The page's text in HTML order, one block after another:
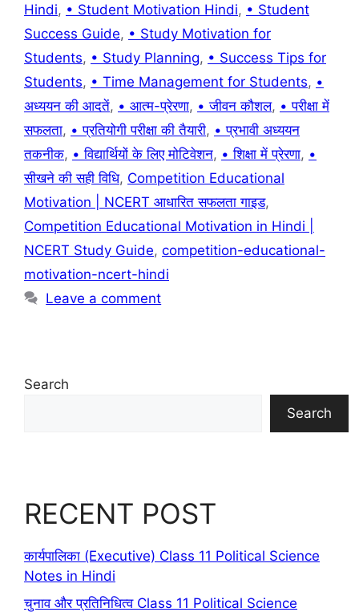
Hindi, • Student Motivation Hindi, • Student
Success Guide, • Study Motivation for
Students, • Study Planning, • Success Tips for
Students, • Time Management for Students, •
अध्ययन की आदतें, • आत्म-प्रेरणा, • जीवन कौशल, • परीक्षा में
सफलता, • प्रतियोगी परीक्षा की तैयारी, • प्रभावी अध्ययन
तकनीक, • विद्यार्थियों के लिए मोटिवेशन, • शिक्षा में प्रेरणा, •
सीखने की सही विधि, Competition Educational
Motivation | NCERT आधारित सफलता गाइड,
Competition Educational Motivation in Hindi |
NCERT Study Guide, competition-educational-
motivation-ncert-hindi
Leave a comment
Search
Search
RECENT POST
कार्यपालिका (Executive) Class 11 Political Science
Notes in Hindi
चुनाव और प्रतिनिधित्व Class 11 Political Science